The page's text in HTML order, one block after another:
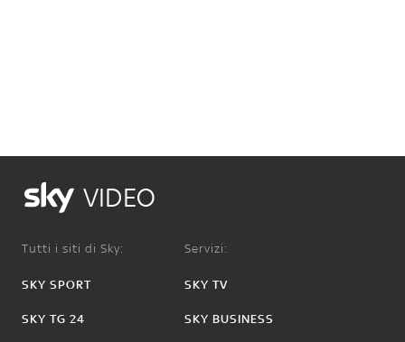
VIDEO
Tutti i siti di Sky:
SKY SPORT
SKY TG 24
Servizi:
SKY TV
SKY BUSINESS